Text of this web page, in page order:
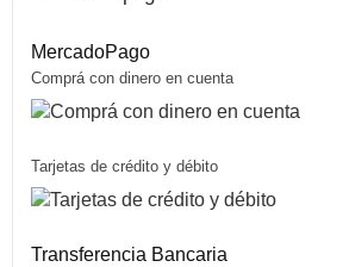
MercadoPago
Comprá con dinero en cuenta
Tarjetas de crédito y débito
Transferencia Bancaria